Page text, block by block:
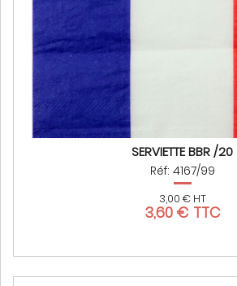
SERVIETTE BBR /20
Réf: 4167/99
3,00 € HT
3,60 € TTC